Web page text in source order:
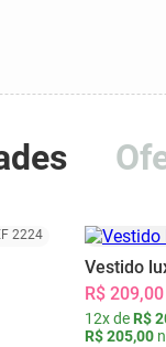
2224
Vestido
R$ 209,00
12x de R$
R$ 205,00